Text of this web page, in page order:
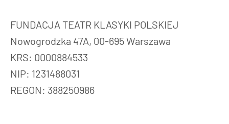
FUNDACJA TEATR KLASYKI POLSKIEJ
Nowogrodzka 47A, 00-695 Warszawa
KRS: 0000884533
NIP: 1231488031
REGON: 388250986